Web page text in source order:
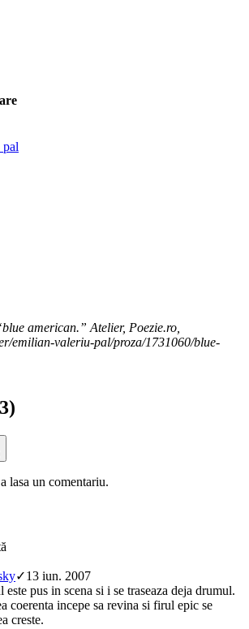
american.” Atelier, Poezie.ro,
emilian-valeriu-pal/proza/1731060/blue-
3)
lasa un comentariu.
✓13 iun. 2007
pus in scena si i se traseaza deja drumul.
coerenta incepe sa revina si firul epic se
creste.